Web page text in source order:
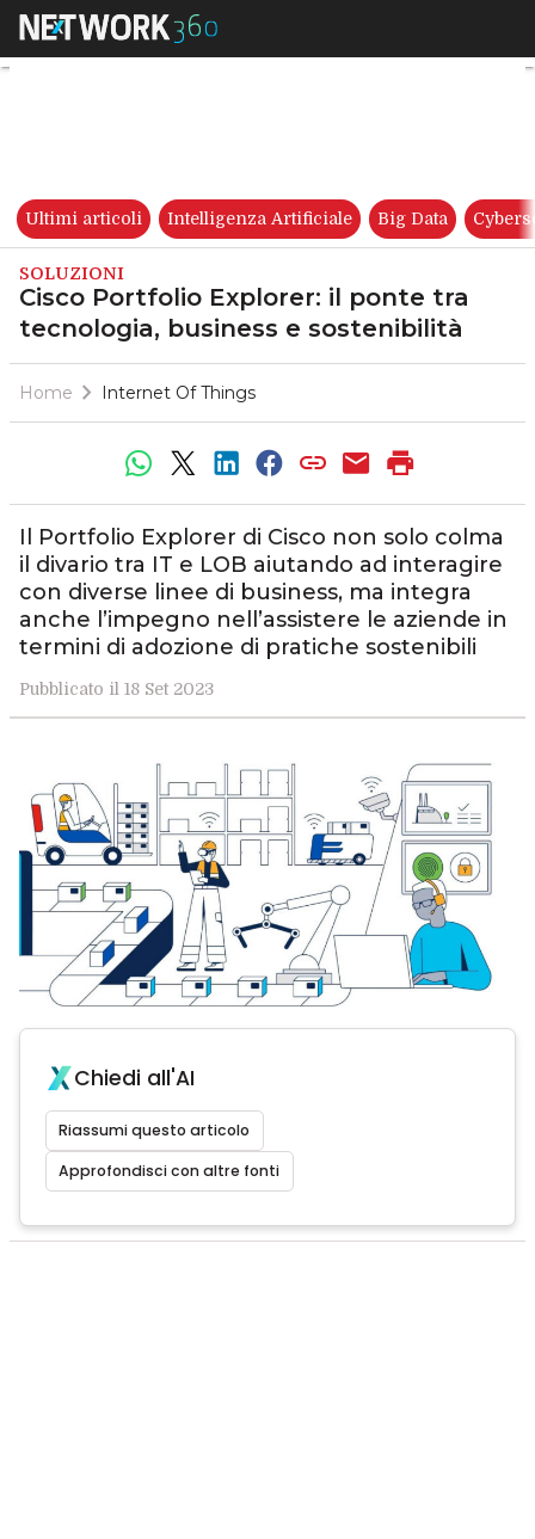
Cisco Portfolio Explorer: il
Ultimi articoli Intelligenza Artificiale Big Data
SOLUZIONI
Cisco Portfolio Explorer: il ponte tra
tecnologia, business e sostenibilità
Home Internet Of Things
Il Portfolio Explorer di Cisco non solo colma
il divario tra IT e LOB aiutando ad interagire
con diverse linee di business, ma integra
anche l’impegno nell’assistere le aziende in
termini di adozione di pratiche sostenibili
Pubblicato il 18 Set 2023
Chiedi all'AI
Riassumi questo articolo
Approfondisci con altre fonti